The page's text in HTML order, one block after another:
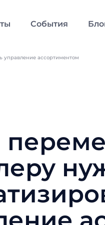
События
управление ассортиментом